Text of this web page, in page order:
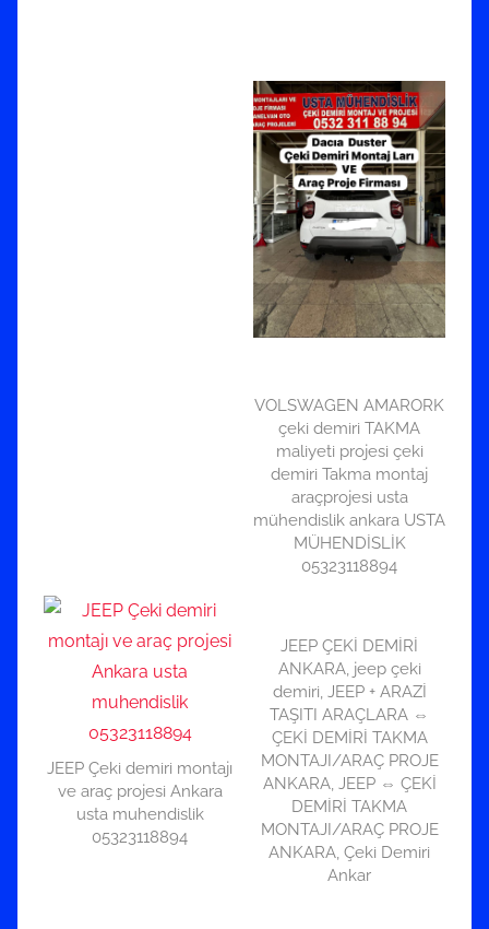
VOLSWAGEN AMARORK
çeki demiri TAKMA
maliyeti projesi çeki
demiri Takma montaj
araçprojesi usta
mühendislik ankara USTA
MÜHENDİSLİK
05323118894
JEEP Çeki demiri montajı
ve araç projesi Ankara
usta muhendislik
05323118894
JEEP ÇEKİ DEMİRİ
ANKARA, jeep çeki
demiri, JEEP + ARAZİ
TAŞITI ARAÇLARA ⇔
ÇEKİ DEMİRİ TAKMA
MONTAJI/ARAÇ PROJE
ANKARA, JEEP ⇔ ÇEKİ
DEMİRİ TAKMA
MONTAJI/ARAÇ PROJE
ANKARA, Çeki Demiri
Ankar